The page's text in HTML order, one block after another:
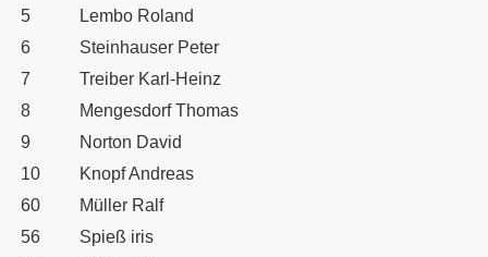
5
Lembo Roland
6
Steinhauser Peter
7
Treiber Karl-Heinz
8
Mengesdorf Thomas
9
Norton David
10
Knopf Andreas
60
Müller Ralf
56
Spieß iris